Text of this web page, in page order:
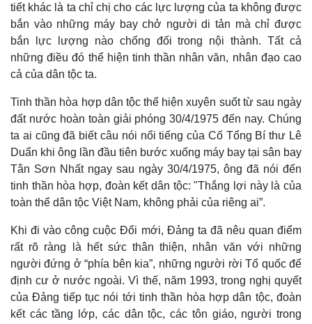
Kinh tế
Khởi nghiệp
Thị trường
Giá vàng
Tiêu dùng
Tỷ giá
Chứng khoán
Giá cà phê
tiết khác là ta chỉ chị cho các lực lượng của ta không được
bắn vào những máy bay chở người di tản mà chỉ được
bắn lực lượng nào chống đối trong nội thành. Tất cả
những điều đó thể hiện tinh thần nhân văn, nhân đạo cao
cả của dân tộc ta.
Tinh thần hòa hợp dân tộc thể hiện xuyên suốt từ sau ngày
đất nước hoàn toàn giải phóng 30/4/1975 đến nay. Chúng
ta ai cũng đã biết câu nói nổi tiếng của Cố Tổng Bí thư Lê
Duẩn khi ông lần đầu tiên bước xuống máy bay tại sân bay
Tân Sơn Nhất ngay sau ngày 30/4/1975, ông đã nói đến
tinh thần hòa hợp, đoàn kết dân tộc: "Thắng lợi này là của
toàn thể dân tộc Việt Nam, không phải của riêng ai”.
Khi đi vào công cuộc Đổi mới, Đảng ta đã nêu quan điểm
rất rõ ràng là hết sức thân thiện, nhân văn với những
người đứng ở “phía bên kia”, những người rời Tổ quốc để
định cư ở nước ngoài. Vì thế, năm 1993, trong nghị quyết
của Đảng tiếp tục nói tới tinh thần hòa hợp dân tộc, đoàn
kết các tầng lớp, các dân tộc, các tôn giáo, người trong